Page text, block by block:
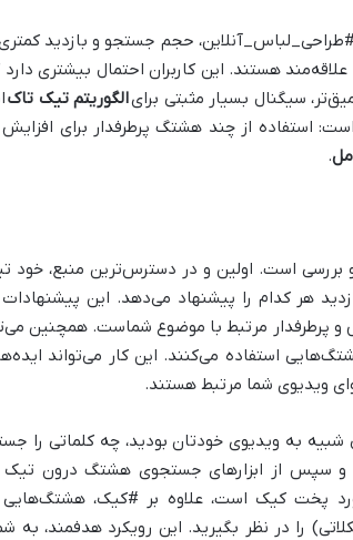
حجم جستجو و بازدید کمتری
هستند. این کاربران احتمال بیشتری دارد
سیگنال بسیار مثبتی برایالگوریتم تیک تاک
استفاده از چند هشتگ پرطرفدار برای افزایش
.
بررسی است. اولین و در دسترس‌ترین منبع،
هر کدام را پیشنهاد می‌دهد. این
پرطرفدار مرتبط با موضوع شماست. همچنین
استفاده می‌کنند. این کار می‌تواند
ویدیوی شما مرتبط هستند.
به ویدیوی خودتان بودید، چه کلماتی را
و سپس از ابزارهای جستجوی هشتگ درون
پخت کیک است، علاوه بر #کیک،
را در نظر بگیرید. این رویکرد هدفمند، به